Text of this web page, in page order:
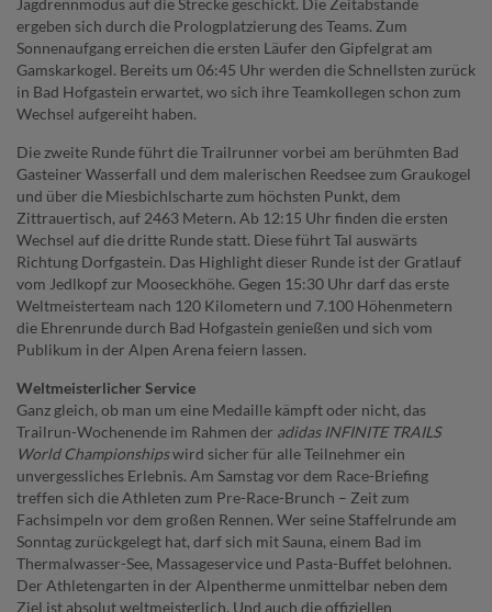
ergeben sich durch die Prologplatzierung des Teams. Zum
Sonnenaufgang erreichen die ersten Läufer den Gipfelgrat am
Gamskarkogel. Bereits um 06:45 Uhr werden die Schnellsten zurück
in Bad Hofgastein erwartet, wo sich ihre Teamkollegen schon zum
Wechsel aufgereiht haben.
Die zweite Runde führt die Trailrunner vorbei am berühmten Bad
Gasteiner Wasserfall und dem malerischen Reedsee zum Graukogel
und über die Miesbichlscharte zum höchsten Punkt, dem
Zittrauertisch, auf 2463 Metern. Ab 12:15 Uhr finden die ersten
Wechsel auf die dritte Runde statt. Diese führt Tal auswärts
Richtung Dorfgastein. Das Highlight dieser Runde ist der Gratlauf
vom Jedlkopf zur Mooseckhöhe. Gegen 15:30 Uhr darf das erste
Weltmeisterteam nach 120 Kilometern und 7.100 Höhenmetern
die Ehrenrunde durch Bad Hofgastein genießen und sich vom
Publikum in der Alpen Arena feiern lassen.
Weltmeisterlicher Service
Ganz gleich, ob man um eine Medaille kämpft oder nicht, das
Trailrun-Wochenende im Rahmen der adidas INFINITE TRAILS
World Championshipswird sicher für alle Teilnehmer ein
unvergessliches Erlebnis. Am Samstag vor dem Race-Briefing
treffen sich die Athleten zum Pre-Race-Brunch – Zeit zum
Fachsimpeln vor dem großen Rennen. Wer seine Staffelrunde am
Sonntag zurückgelegt hat, darf sich mit Sauna, einem Bad im
Thermalwasser-See, Massageservice und Pasta-Buffet belohnen.
Der Athletengarten in der Alpentherme unmittelbar neben dem
Ziel ist absolut weltmeisterlich. Und auch die offiziellen